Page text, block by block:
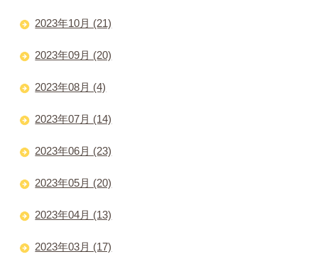
2023年10月 (21)
2023年09月 (20)
2023年08月 (4)
2023年07月 (14)
2023年06月 (23)
2023年05月 (20)
2023年04月 (13)
2023年03月 (17)